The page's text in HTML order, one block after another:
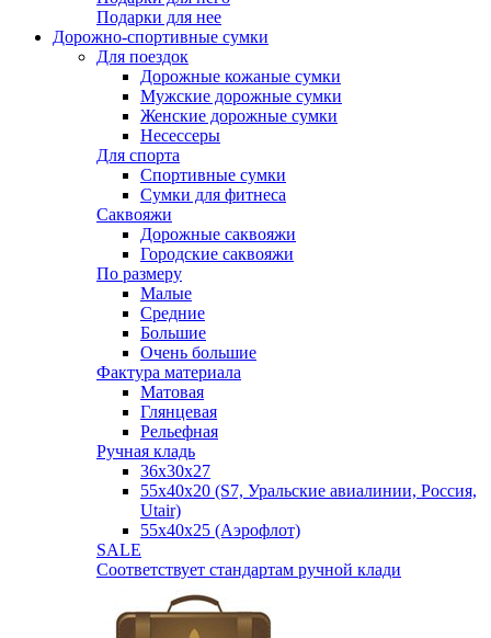
Подарки для нее
Дорожно-спортивные сумки
Для поездок
Дорожные кожаные сумки
Мужские дорожные сумки
Женские дорожные сумки
Несессеры
Для спорта
Спортивные сумки
Сумки для фитнеса
Саквояжи
Дорожные саквояжи
Городские саквояжи
По размеру
Малые
Средние
Большие
Очень большие
Фактура материала
Матовая
Глянцевая
Рельефная
Ручная кладь
36х30x27
55х40х20 (S7, Уральские авиалинии, Россия,
Utair)
55х40х25 (Аэрофлот)
SALE
Соответствует стандартам ручной клади